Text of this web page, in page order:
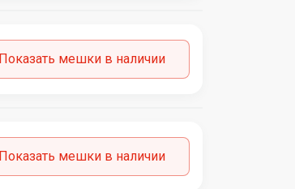
Показать мешки в наличии
Показать мешки в наличии